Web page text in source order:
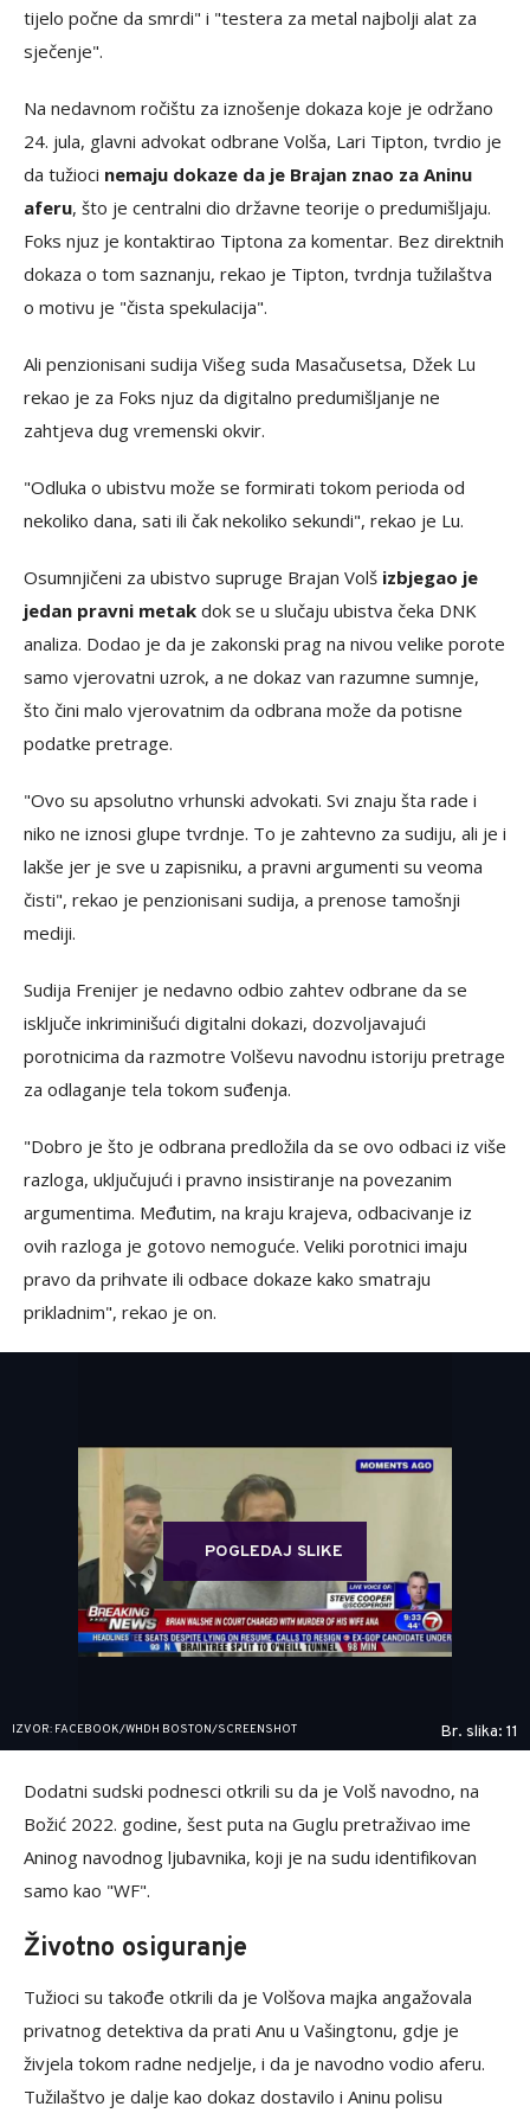
tijelo počne da smrdi" i "testera za metal najbolji alat za
sječenje".
Na nedavnom ročištu za iznošenje dokaza koje je održano
24. jula, glavni advokat odbrane Volša, Lari Tipton, tvrdio je
da tužioci nemaju dokaze da je Brajan znao za Aninu
aferu, što je centralni dio državne teorije o predumišljaju.
Foks njuz je kontaktirao Tiptona za komentar. Bez direktnih
dokaza o tom saznanju, rekao je Tipton, tvrdnja tužilaštva
o motivu je "čista spekulacija".
Ali penzionisani sudija Višeg suda Masačusetsa, Džek Lu
rekao je za Foks njuz da digitalno predumišljanje ne
zahtjeva dug vremenski okvir.
"Odluka o ubistvu može se formirati tokom perioda od
nekoliko dana, sati ili čak nekoliko sekundi", rekao je Lu.
Osumnjičeni za ubistvo supruge Brajan Volš izbjegao je
jedan pravni metak dok se u slučaju ubistva čeka DNK
analiza. Dodao je da je zakonski prag na nivou velike porote
samo vjerovatni uzrok, a ne dokaz van razumne sumnje,
što čini malo vjerovatnim da odbrana može da potisne
podatke pretrage.
"Ovo su apsolutno vrhunski advokati. Svi znaju šta rade i
niko ne iznosi glupe tvrdnje. To je zahtevno za sudiju, ali je i
lakše jer je sve u zapisniku, a pravni argumenti su veoma
čisti", rekao je penzionisani sudija, a prenose tamošnji
mediji.
Sudija Frenijer je nedavno odbio zahtev odbrane da se
isključe inkriminišući digitalni dokazi, dozvoljavajući
porotnicima da razmotre Volševu navodnu istoriju pretrage
za odlaganje tela tokom suđenja.
"Dobro je što je odbrana predložila da se ovo odbaci iz više
razloga, uključujući i pravno insistiranje na povezanim
argumentima. Međutim, na kraju krajeva, odbacivanje iz
ovih razloga je gotovo nemoguće. Veliki porotnici imaju
pravo da prihvate ili odbace dokaze kako smatraju
prikladnim", rekao je on.
POGLEDAJ SLIKE
IZVOR: FACEBOOK/WHDH BOSTON/SCREENSHOT Br. slika: 11
Dodatni sudski podnesci otkrili su da je Volš navodno, na
Božić 2022. godine, šest puta na Guglu pretraživao ime
Aninog navodnog ljubavnika, koji je na sudu identifikovan
samo kao "WF".
Životno osiguranje
Tužioci su takođe otkrili da je Volšova majka angažovala
privatnog detektiva da prati Anu u Vašingtonu, gdje je
živjela tokom radne nedjelje, i da je navodno vodio aferu.
Tužilaštvo je dalje kao dokaz dostavilo i Aninu polisu